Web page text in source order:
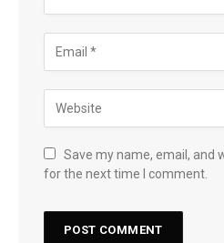
Save my name, email, and
for the next time I comment.